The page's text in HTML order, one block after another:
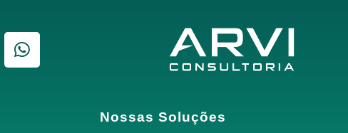
Nossas Soluções